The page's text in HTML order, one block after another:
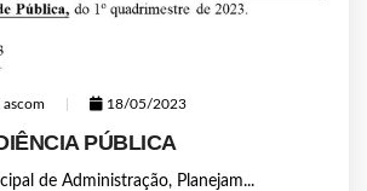
ascom 18/05/2023
PÚBLICA
de Administração, Planejam...